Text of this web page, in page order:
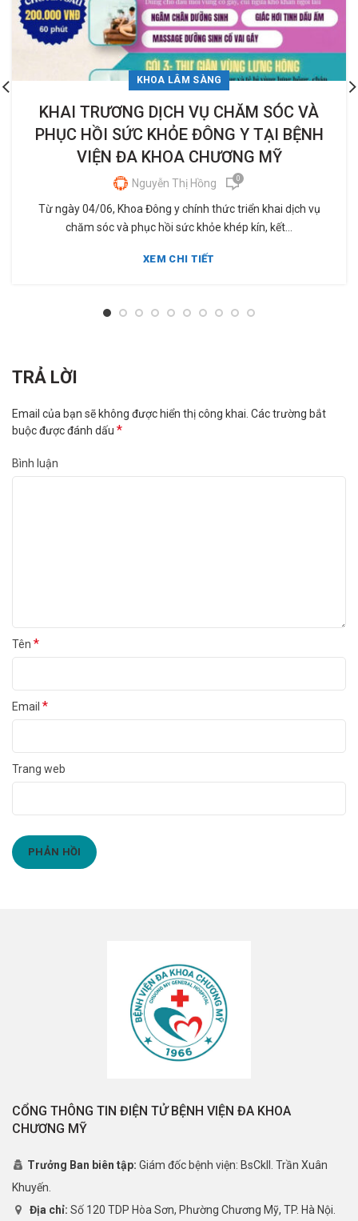
KHOA LÂM SÀNG
KHAI TRƯƠNG DỊCH VỤ CHĂM SÓC VÀ
PHỤC HỒI SỨC KHỎE ĐÔNG Y TẠI BỆNH
VIỆN ĐA KHOA CHƯƠNG MỸ
Nguyễn Thị Hồng 0
Từ ngày 04/06, Khoa Đông y chính thức triển khai dịch vụ
chăm sóc và phục hồi sức khỏe khép kín, kết...
XEM CHI TIẾT
TRẢ LỜI
Email của bạn sẽ không được hiển thị công khai. Các trường bắt
buộc được đánh dấu *
Bình luận
Tên *
Email *
Trang web
CỔNG THÔNG TIN ĐIỆN TỬ BỆNH VIỆN ĐA KHOA
CHƯƠNG MỸ
Trưởng Ban biên tập: Giám đốc bệnh viện: BsCkII. Trần Xuân
Khuyến.
Địa chỉ: Số 120 TDP Hòa Sơn, Phường Chương Mỹ, TP. Hà Nội.